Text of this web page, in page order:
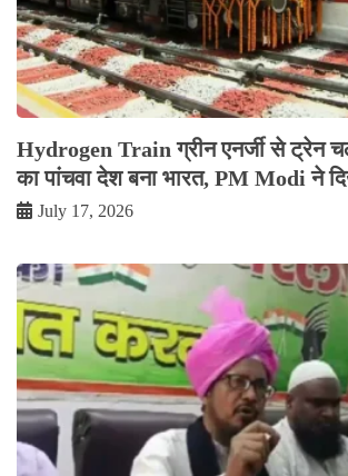
Hydrogen Train ग्रीन एनर्जी से ट्रेन
का पांचवा देश बना भारत, PM Modi ने
July 17, 2026